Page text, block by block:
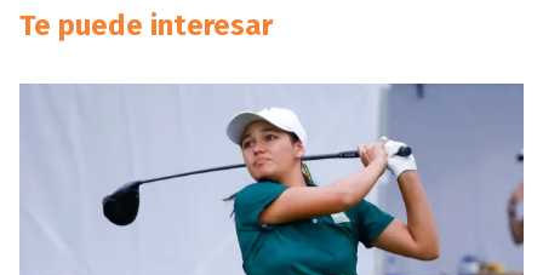
Te puede interesar